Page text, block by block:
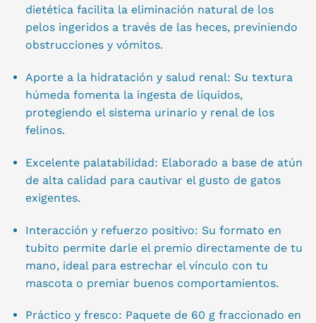
dietética facilita la eliminación natural de los
pelos ingeridos a través de las heces, previniendo
obstrucciones y vómitos.
Aporte a la hidratación y salud renal: Su textura
húmeda fomenta la ingesta de líquidos,
protegiendo el sistema urinario y renal de los
felinos.
Excelente palatabilidad: Elaborado a base de atún
de alta calidad para cautivar el gusto de gatos
exigentes.
Interacción y refuerzo positivo: Su formato en
tubito permite darle el premio directamente de tu
mano, ideal para estrechar el vínculo con tu
mascota o premiar buenos comportamientos.
Práctico y fresco: Paquete de 60 g fraccionado en